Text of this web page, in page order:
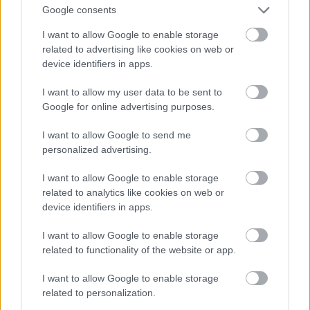
Google consents
I want to allow Google to enable storage
related to advertising like cookies on web or
device identifiers in apps.
I want to allow my user data to be sent to
Google for online advertising purposes.
I want to allow Google to send me
personalized advertising.
I want to allow Google to enable storage
related to analytics like cookies on web or
device identifiers in apps.
I want to allow Google to enable storage
related to functionality of the website or app.
I want to allow Google to enable storage
related to personalization.
View this post on Instagram
A post shared by Tonia Kastrioti (@flaneusegr)
Τα λόγια για αυτήν την ταβέρνα σε ένα off σημείο
της πόλης περιττεύουν και τον λόγο παίρνει η
προβατίνα, η παραδοσιακή, η αγαπημένη, η
μερακλίδικη. Στο εσωτερικό της όμορφες
τοιχογραφίες και παλαιά βαρέλια συνθέτουν ένα